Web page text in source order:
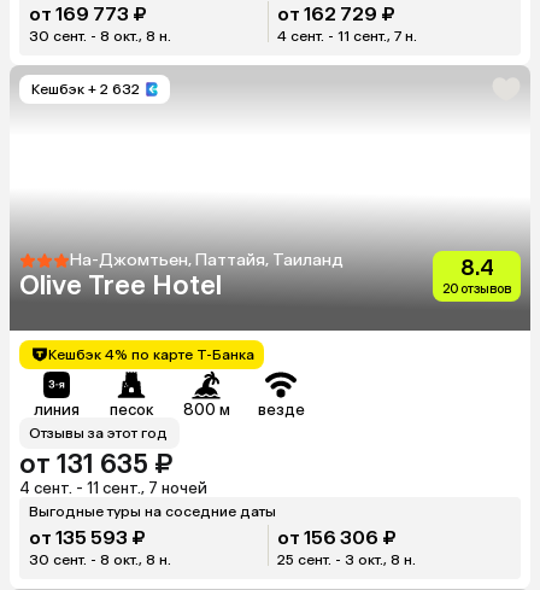
от 169 773 ₽
30 сент. - 8 окт., 8 н.
от 162 729 ₽
4 сент. - 11 сент., 7 н.
Кешбэк + 2 632
На-Джомтьен, Паттайя, Таиланд
Olive Tree Hotel
8.4
20 отзывов
Кешбэк 4% по карте Т-Банка
линия песок 800 м везде
Отзывы за этот год
от 131 635 ₽
4 сент. - 11 сент., 7 ночей
Выгодные туры на соседние даты
от 135 593 ₽
30 сент. - 8 окт., 8 н.
от 156 306 ₽
25 сент. - 3 окт., 8 н.